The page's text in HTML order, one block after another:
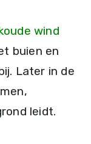
wind
buien en
Later in de
leidt.